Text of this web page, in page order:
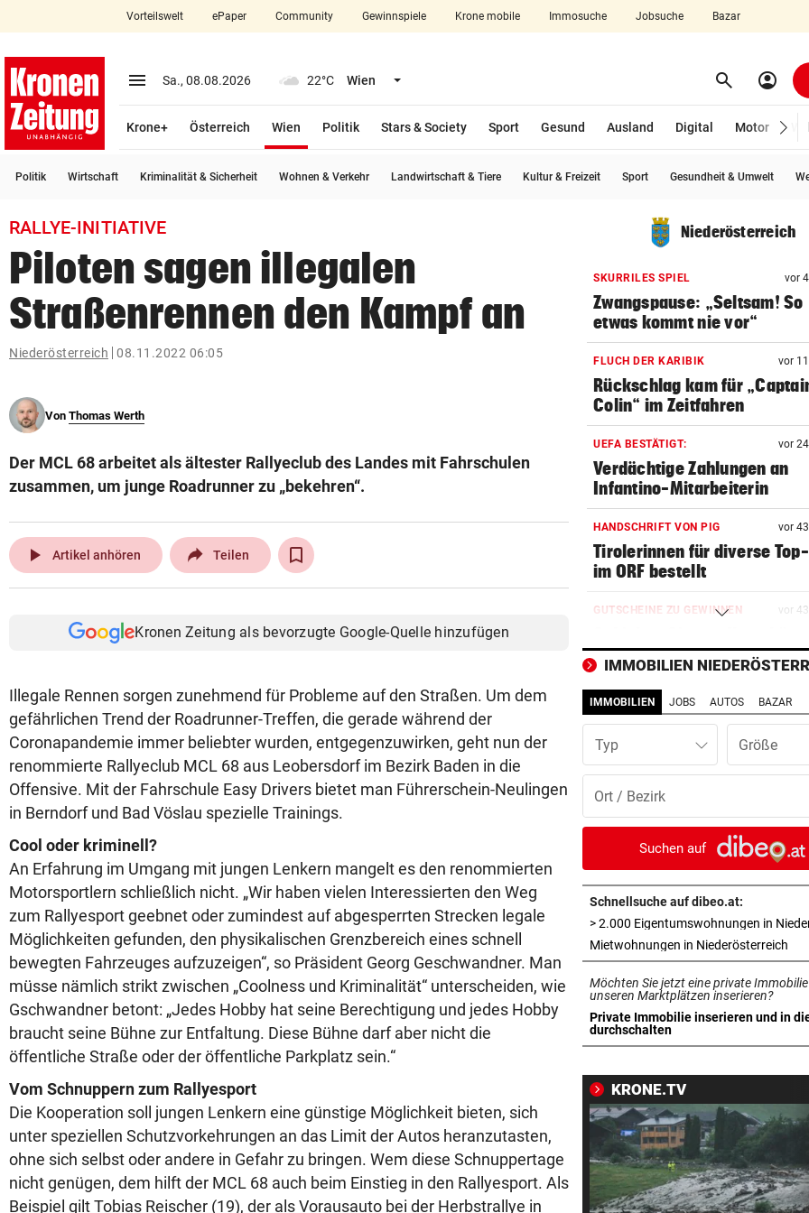
closeSchließen
account_circle Anmelden
arrow_right
bookmark
search
Suchbegriff
eingeben
© Krone Multimedia GmbH & Co KG 2026
Vorteilswelt ePaper Community Gewinnspiele Krone mobile Immosuche Jobsuche Bazar
menu Menü aufklappen
Sa., 08.08.2026 22°C Wien Menü aufklappen search Suchen
account_circle
Krone+ Österreich Wien
Politik
Stars & Society Sport Gesund Ausland Digital Motor
Politik Wirtschaft Kriminalität & Sicherheit Wohnen & Verkehr Landwirtschaft & Tiere Kultur & Freizeit Sport Gesundheit & Umwelt
RALLYE-INITIATIVE
Piloten sagen illegalen
Straßenrennen den Kampf an
Niederösterreich 08.11.2022 06:05
Von Thomas Werth
Der MCL 68 arbeitet als ältester Rallyeclub des Landes mit Fahrschulen
zusammen, um junge Roadrunner zu „bekehren“.
play_arrow Artikel anhören Teilen
Kronen Zeitung als bevorzugte Google-Quelle hinzufügen
Illegale Rennen sorgen zunehmend für Probleme auf den Straßen. Um dem
gefährlichen Trend der Roadrunner-Treffen, die gerade während der
Coronapandemie immer beliebter wurden, entgegenzuwirken, geht nun der
renommierte Rallyeclub MCL 68 aus Leobersdorf im Bezirk Baden in die
Offensive. Mit der Fahrschule Easy Drivers bietet man Führerschein-Neulingen
in Berndorf und Bad Vöslau spezielle Trainings.
Cool oder kriminell?
An Erfahrung im Umgang mit jungen Lenkern mangelt es den renommierten
Motorsportlern schließlich nicht. „Wir haben vielen Interessierten den Weg
zum Rallyesport geebnet oder zumindest auf abgesperrten Strecken legale
Möglichkeiten gefunden, den physikalischen Grenzbereich eines schnell
bewegten Fahrzeuges aufzuzeigen“, so Präsident Georg Geschwandner. Man
müsse nämlich strikt zwischen „Coolness und Kriminalität“ unterscheiden, wie
Gschwandner betont: „Jedes Hobby hat seine Berechtigung und jedes Hobby
braucht seine Bühne zur Entfaltung. Diese Bühne darf aber nicht die
öffentliche Straße oder der öffentliche Parkplatz sein.“
Vom Schnuppern zum Rallyesport
Die Kooperation soll jungen Lenkern eine günstige Möglichkeit bieten, sich
unter speziellen Schutzvorkehrungen an das Limit der Autos heranzutasten,
ohne sich selbst oder andere in Gefahr zu bringen. Wem diese Schnuppertage
nicht genügen, dem hilft der MCL 68 auch beim Einstieg in den Rallyesport. Als
Beispiel gilt Tobias Reischer (19), der als Vorausauto bei der Herbstrallye in
Niederösterreich
SKURRILES SPIEL vor
Zwangspause: „Seltsam! So
etwas kommt nie vor“
FLUCH DER KARIBIK vor
Rückschlag kam für
Colin“ im Zeitfahren
UEFA BESTÄTIGT: vor
Verdächtige Zahlungen an
Infantino-Mitarbeiterin
HANDSCHRIFT VON PIG vor
Tirolerinnen für diverse
im ORF bestellt
GUTSCHEINE ZU GEWINNEN vor
Katzenfoto!
NOCH IMMER OHNE PASS
GZSZ-Star Olivia über ihr
Österreich
VORSCHLAG FÜR ROUTE vor
Land Salzburg hält dem S-
Bahn frei
POSSE UM ÖFB-CAMPUS vor 44
Wie Bezirksvorsteher
der MA 7 scheitert
4933,33 € VON BLINDEM vor 44
Grillhaus-Abzocke: Neuer
und weiter geht‘s
UMBAU IM STADION vor
Druck kennt die SV Ried
TROTZDEM STARK BEI EM vor
Beim Spazieren am Kopf
„War echt blöd“
MARIO KUNASEK FORDERT: vor
IMMOBILIEN
IMMOBILIEN JOBS AUTOS BAZAR
Typ
Suchen auf
Schnellsuche auf dibeo.at:
Mietwohnungen in Niederösterreich
Möchten Sie jetzt eine private
unseren Marktplätzen inserieren?
Private Immobilie inserieren und in
durchschalten
in neuem Tab öffnen
KRONE.TV